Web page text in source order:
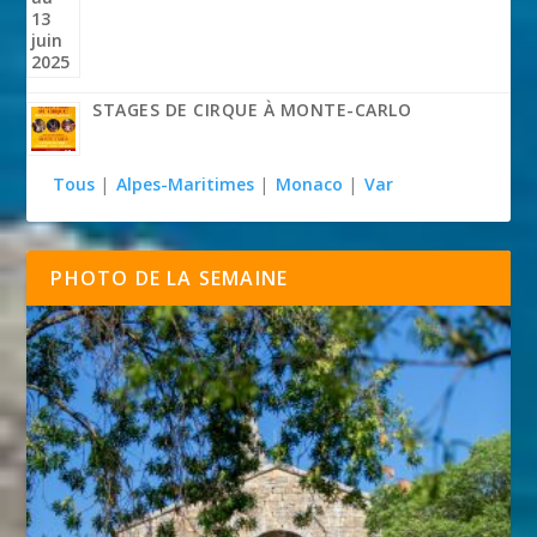
STAGES DE CIRQUE À MONTE-CARLO
Tous | Alpes-Maritimes | Monaco | Var
PHOTO DE LA SEMAINE